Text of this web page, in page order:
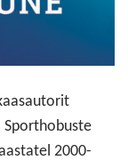
Sporthobuste
2000-